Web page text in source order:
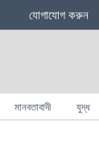
যোগাযোগ করুন
মানবতাবাদী যুদ্ধ